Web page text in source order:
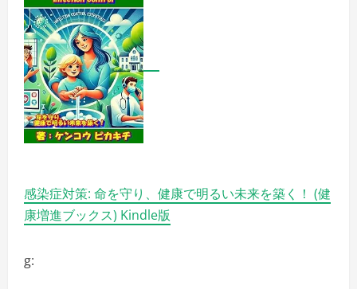
感染症対策: 命を守り、健康で明るい未来を築く！ (健
康増進ブックス) Kindle版
g: